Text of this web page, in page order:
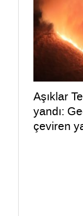
Aşıklar
yandı:
çeviren